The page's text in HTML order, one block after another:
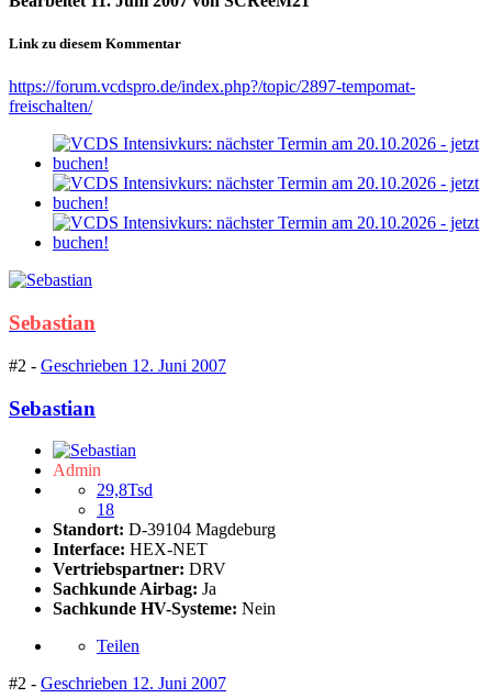
Link zu diesem Kommentar
https://forum.vcdspro.de/index.php?/topic/2897-tempomat-
freischalten/
Sebastian
#2 - Geschrieben 12. Juni 2007
Sebastian
Admin
29,8Tsd
18
Standort: D-39104 Magdeburg
Interface: HEX-NET
Vertriebspartner: DRV
Sachkunde Airbag: Ja
Sachkunde HV-Systeme: Nein
Teilen
#2 - Geschrieben 12. Juni 2007